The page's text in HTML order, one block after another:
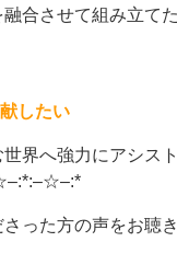
合させて組み立て
したい
界へ強力にアシスト
った方の声をお聴